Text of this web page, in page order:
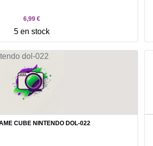
6,99 €
5 en stock
CUBE NINTENDO DOL-022